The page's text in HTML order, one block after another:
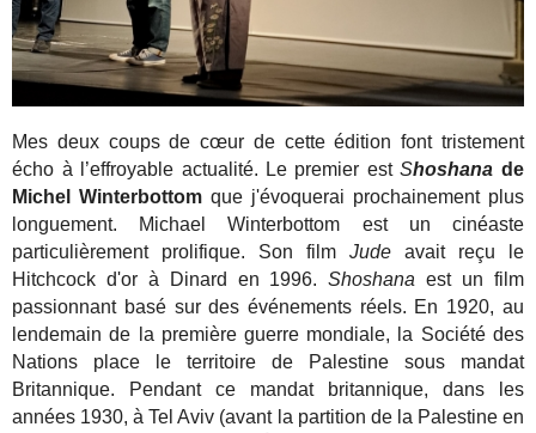
Mes deux coups de cœur de cette édition font tristement
écho à l’effroyable actualité. Le premier estShoshana de
Michel Winterbottomque j'évoquerai prochainement plus
longuement. Michael Winterbottom est un cinéaste
particulièrement prolifique. Son film Judeavait reçu le
Hitchcock d'or à Dinard en 1996. Shoshana est un film
passionnant basé sur des événements réels. En 1920, au
lendemain de la première guerre mondiale, la Société des
Nations place le territoire de Palestine sous mandat
Britannique. Pendant ce mandat britannique, dans les
années 1930, à Tel Aviv (avant la partition de la Palestine en